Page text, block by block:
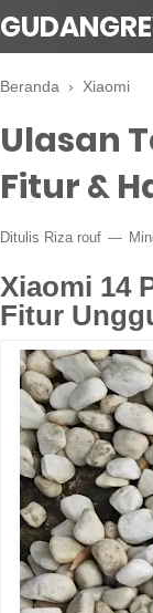
Beranda › Xiaomi
Ulasan
Fitur &
Ditulis Riza rouf
Xiaomi 14
Fitur